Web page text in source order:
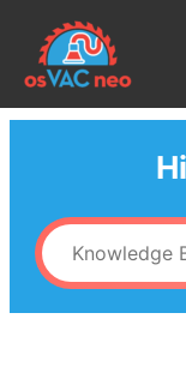
content